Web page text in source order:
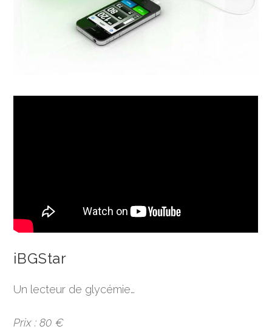
iBGStar
Un lecteur de glycémie…
Prix : 80 €